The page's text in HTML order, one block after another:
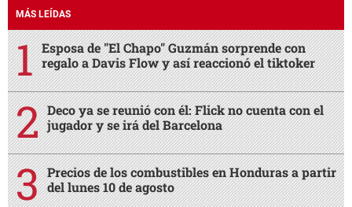
MÁS LEÍDAS
Esposa de "El Chapo" Guzmán sorprende con
regalo a Davis Flow y así reaccionó el tiktoker
Deco ya se reunió con él: Flick no cuenta con el
jugador y se irá del Barcelona
Precios de los combustibles en Honduras a partir
del lunes 10 de agosto